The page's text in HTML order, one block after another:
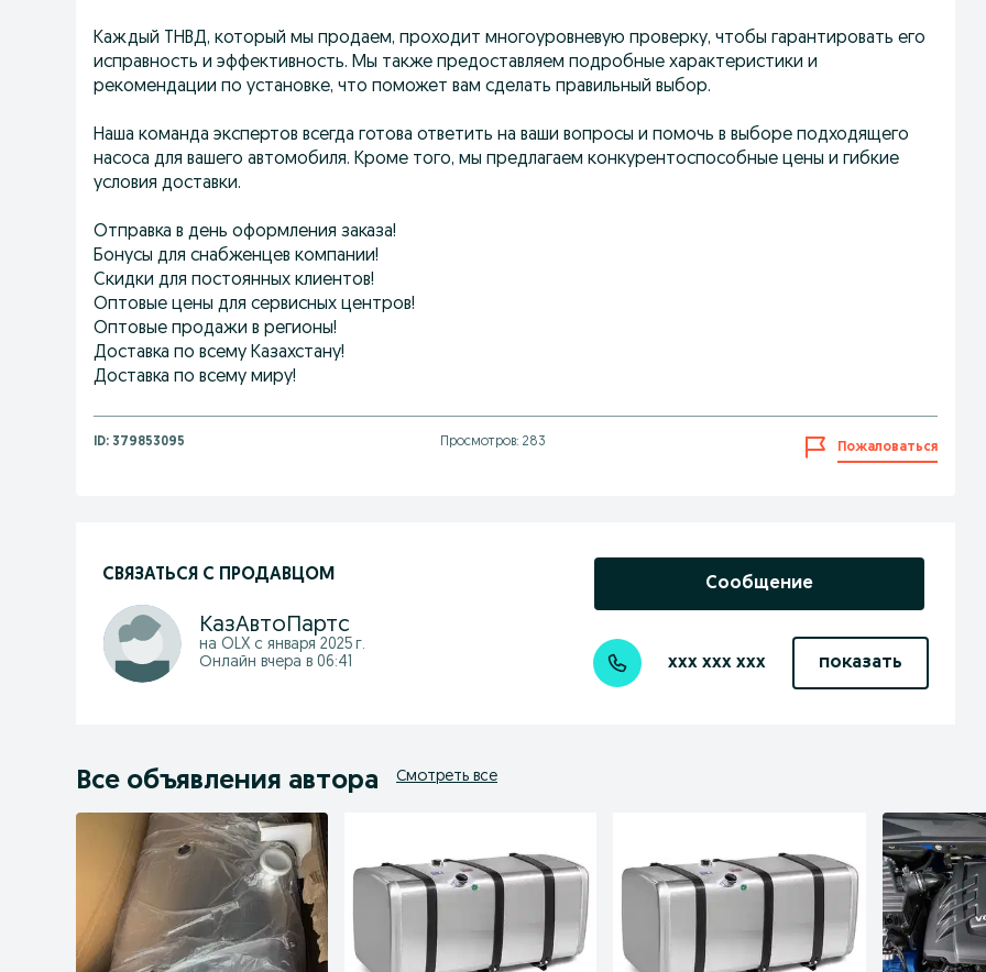
Каждый ТНВД, который мы продаем, проходит многоуровневую проверку, чтобы гарантировать его
исправность и эффективность. Мы также предоставляем подробные характеристики и
рекомендации по установке, что поможет вам сделать правильный выбор.
Наша команда экспертов всегда готова ответить на ваши вопросы и помочь в выборе подходящего
насоса для вашего автомобиля. Кроме того, мы предлагаем конкурентоспособные цены и гибкие
условия доставки.
Отправка в день оформления заказа!
Бонусы для снабженцев компании!
Скидки для постоянных клиентов!
Оптовые цены для сервисных центров!
Оптовые продажи в регионы!
Доставка по всему Казахстану!
Доставка по всему миру!
ID: 379853095 Просмотров: 283 Пожаловаться
СВЯЗАТЬСЯ С ПРОДАВЦОМ
КазАвтоПартс
на OLX с января 2025 г.
Онлайн вчера в 06:41
Сообщение
xxx xxx xxx показать
Все объявления автора Смотреть все